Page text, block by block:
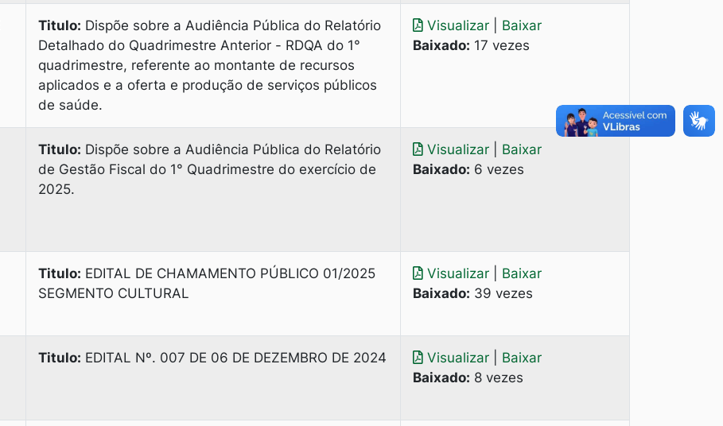
Titulo: Dispõe sobre a Audiência Pública do Relatório
Detalhado do Quadrimestre Anterior - RDQA do 1°
quadrimestre, referente ao montante de recursos
aplicados e a oferta e produção de serviços públicos
de saúde.
Visualizar
Baixar
Baixado: 17 vezes
Titulo: Dispõe sobre a Audiência Pública do Relatório
de Gestão Fiscal do 1° Quadrimestre do exercício de
2025.
Visualizar
Baixar
Baixado: 6 vezes
Titulo: EDITAL DE CHAMAMENTO PÚBLICO 01/2025
SEGMENTO CULTURAL
Visualizar
Baixar
Baixado: 39 vezes
Titulo: EDITAL Nº. 007 DE 06 DE DEZEMBRO DE 2024 Visualizar
Baixar
Baixado: 8 vezes